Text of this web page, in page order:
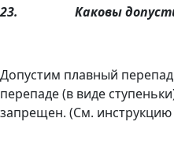
23. Каковы
Допустим плавный
перепаде (в виде
запрещен. (См.